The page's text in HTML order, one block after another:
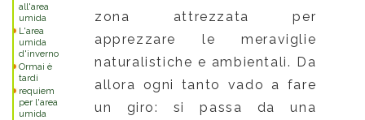
all'area
umida
L'area
umida
d'inverno
Ormai è
tardi
requiem
per l'area
umida
zona attrezzata per
apprezzare le meraviglie
naturalistiche e ambientali. Da
allora ogni tanto vado a fare
un giro: si passa da una